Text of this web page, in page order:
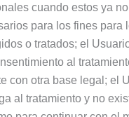
cuando estos ya
para los fines para
o tratados; el
al
con otra base legal; el
al tratamiento y no